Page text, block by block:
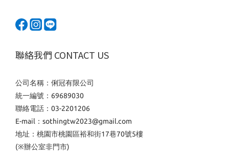
聯絡我們 CONTACT US
公司名稱：俐冠有限公司
統一編號：69689030
聯絡電話：03-2201206
E-mail：sothingtw2023@gmail.com
地址：桃園市桃園區裕和街17巷70號5樓
(※辦公室非門市)